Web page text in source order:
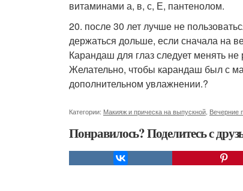
витаминами а, в, с, Е, пантенолом.
20. после 30 лет лучше не
держаться дольше, если сначала на
Карандаш для глаз следует менять
Желательно, чтобы карандаш был с
дополнительном увлажнении.?
Категории: Макияж и прическа на выпускной Вечерние
Понравилось? Поделитесь с